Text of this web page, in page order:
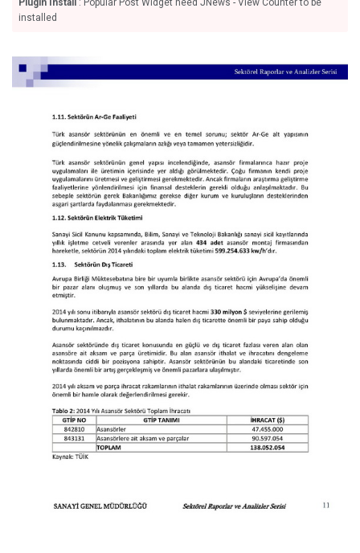
Plugin Install
: Popular Post Widget need JNews - View Counter to be
installed